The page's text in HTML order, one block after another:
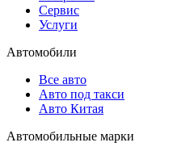
Сервис
Услуги
Автомобили
Все авто
Авто под такси
Авто Китая
Автомобильные марки